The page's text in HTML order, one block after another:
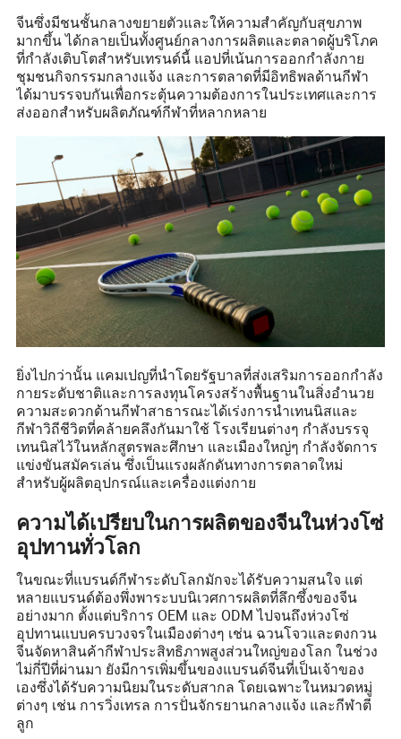
จีนซึ่งมีชนชั้นกลางขยายตัวและให้ความสำคัญกับสุขภาพ
มากขึ้น ได้กลายเป็นทั้งศูนย์กลางการผลิตและตลาดผู้บริโภค
ที่กำลังเติบโตสำหรับเทรนด์นี้ แอปที่เน้นการออกกำลังกาย
ชุมชนกิจกรรมกลางแจ้ง และการตลาดที่มีอิทธิพลด้านกีฬา
ได้มาบรรจบกันเพื่อกระตุ้นความต้องการในประเทศและการ
ส่งออกสำหรับผลิตภัณฑ์กีฬาที่หลากหลาย
ยิ่งไปกว่านั้น แคมเปญที่นำโดยรัฐบาลที่ส่งเสริมการออกกำลัง
กายระดับชาติและการลงทุนโครงสร้างพื้นฐานในสิ่งอำนวย
ความสะดวกด้านกีฬาสาธารณะได้เร่งการนำเทนนิสและ
กีฬาวิถีชีวิตที่คล้ายคลึงกันมาใช้ โรงเรียนต่างๆ กำลังบรรจุ
เทนนิสไว้ในหลักสูตรพละศึกษา และเมืองใหญ่ๆ กำลังจัดการ
แข่งขันสมัครเล่น ซึ่งเป็นแรงผลักดันทางการตลาดใหม่
สำหรับผู้ผลิตอุปกรณ์และเครื่องแต่งกาย
ความได้เปรียบในการผลิตของจีนในห่วงโซ่
อุปทานทั่วโลก
ในขณะที่แบรนด์กีฬาระดับโลกมักจะได้รับความสนใจ แต่
หลายแบรนด์ต้องพึ่งพาระบบนิเวศการผลิตที่ลึกซึ้งของจีน
อย่างมาก ตั้งแต่บริการ OEM และ ODM ไปจนถึงห่วงโซ่
อุปทานแบบครบวงจรในเมืองต่างๆ เช่น ฉวนโจวและตงกวน
จีนจัดหาสินค้ากีฬาประสิทธิภาพสูงส่วนใหญ่ของโลก ในช่วง
ไม่กี่ปีที่ผ่านมา ยังมีการเพิ่มขึ้นของแบรนด์จีนที่เป็นเจ้าของ
เองซึ่งได้รับความนิยมในระดับสากล โดยเฉพาะในหมวดหมู่
ต่างๆ เช่น การวิ่งเทรล การปั่นจักรยานกลางแจ้ง และกีฬาตี
ลูก